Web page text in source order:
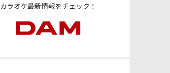
カラオケ最新情報をチェック！